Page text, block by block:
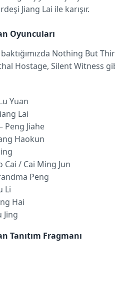
Jiang Lai ile karışır.
Oyuncuları
Nothing But
Hostage, Silent Witness
Yuan
Lai
Peng Jiahe
Haokun
Cai / Cai Ming Jun
Peng
Li
Hai
Jing
Tanıtım Fragmanı